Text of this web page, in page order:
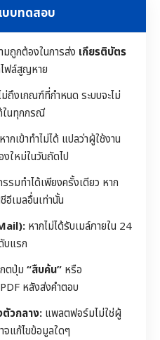
บบทดสอบ
มถูกต้องในการส่ง เกียรติบัตร
ฟล์สูญหาย
ม่ถึงเกณฑ์ที่กำหนด ระบบจะไม่
ในทุกกรณี
หากเข้าทำไม่ได้ แปลว่าผู้ใช้งาน
ใหม่ในวันถัดไป
รมทำได้เพียงครั้งเดียว หาก
เมลอื่นเท่านั้น
หากไม่ได้รับเมล์ภายใน 24
บแรก
ตปุ่ม “สืบค้น” หรือ
หลังส่งคำตอบ
วกลาง: แพลตฟอร์มไม่ใช่ผู้
จแก้ไขข้อมูลใดๆ